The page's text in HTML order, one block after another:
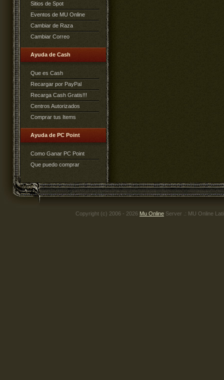
Sitios de Spot
Eventos de MU Online
Cambiar de Raza
Cambiar Correo
Ayuda de Cash
Que es Cash
Recargar por PayPal
Recarga Cash Gratis!!!
Centros Autorizados
Comprar tus Items
Ayuda de PC Point
Como Ganar PC Point
Que puedo comprar
Copyright (c) 2006 - 2026 Mu Online Server .: MU Online